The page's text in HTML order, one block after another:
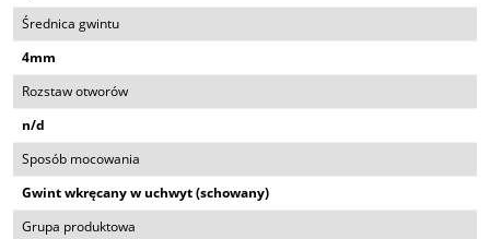
Średnica gwintu
4mm
Rozstaw otworów
n/d
Sposób mocowania
Gwint wkręcany w uchwyt (schowany)
Grupa produktowa